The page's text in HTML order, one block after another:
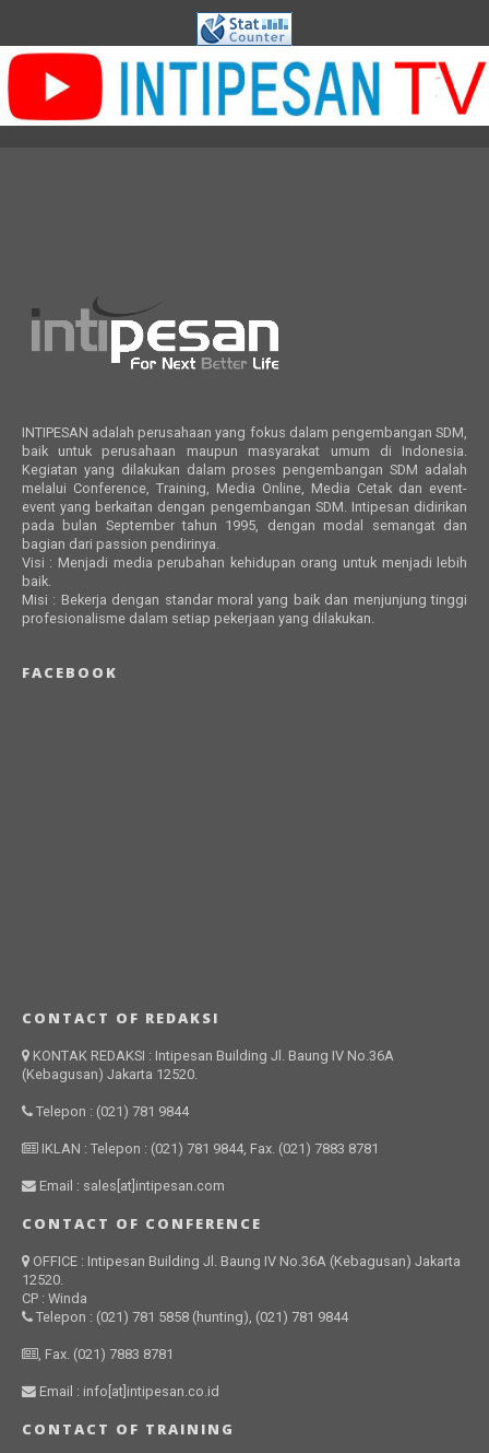
INTIPESAN adalah perusahaan yang fokus dalam pengembangan SDM,
baik untuk perusahaan maupun masyarakat umum di Indonesia.
Kegiatan yang dilakukan dalam proses pengembangan SDM adalah
melalui Conference, Training, Media Online, Media Cetak dan event-
event yang berkaitan dengan pengembangan SDM. Intipesan didirikan
pada bulan September tahun 1995, dengan modal semangat dan
bagian dari passion pendirinya.
Visi : Menjadi media perubahan kehidupan orang untuk menjadi lebih
baik.
Misi : Bekerja dengan standar moral yang baik dan menjunjung tinggi
profesionalisme dalam setiap pekerjaan yang dilakukan.
FACEBOOK
CONTACT OF REDAKSI
KONTAK REDAKSI : Intipesan Building Jl. Baung IV No.36A
(Kebagusan) Jakarta 12520.
Telepon : (021) 781 9844
IKLAN : Telepon : (021) 781 9844, Fax. (021) 7883 8781
Email : sales[at]intipesan.com
CONTACT OF CONFERENCE
OFFICE : Intipesan Building Jl. Baung IV No.36A (Kebagusan) Jakarta
12520.
CP : Winda
Telepon : (021) 781 5858 (hunting), (021) 781 9844
, Fax. (021) 7883 8781
Email : info[at]intipesan.co.id
CONTACT OF TRAINING